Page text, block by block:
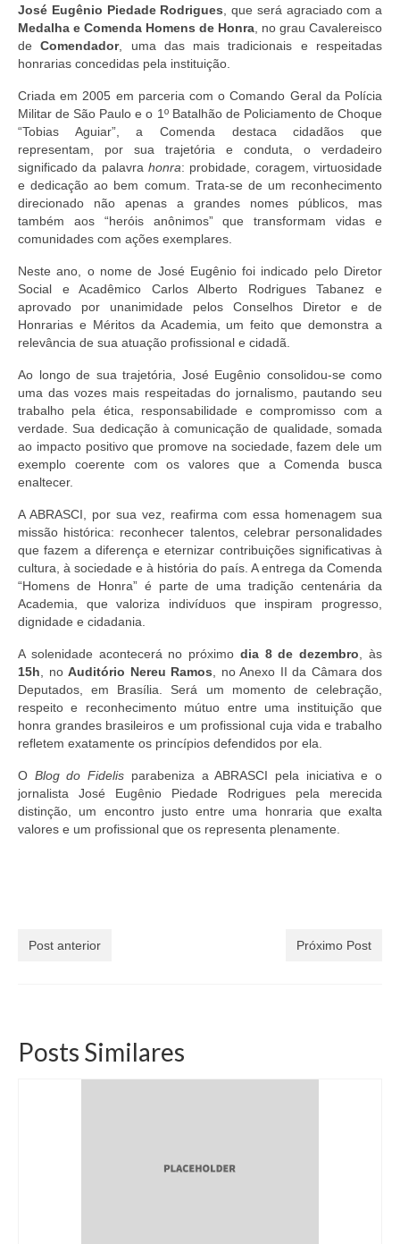
José Eugênio Piedade Rodrigues , que será agraciado com a
Medalha e Comenda Homens de Honra , no grau Cavalereisco
deComendador, uma das mais tradicionais e respeitadas
honrarias concedidas pela instituição.
Criada em 2005 em parceria com o Comando Geral da Polícia
Militar de São Paulo e o 1º Batalhão de Policiamento de Choque
“Tobias Aguiar”, a Comenda destaca cidadãos que
representam, por sua trajetória e conduta, o verdadeiro
significado da palavra honra: probidade, coragem, virtuosidade
e dedicação ao bem comum. Trata-se de um reconhecimento
direcionado não apenas a grandes nomes públicos, mas
também aos “heróis anônimos” que transformam vidas e
comunidades com ações exemplares.
Neste ano, o nome de José Eugênio foi indicado pelo Diretor
Social e Acadêmico Carlos Alberto Rodrigues Tabanez e
aprovado por unanimidade pelos Conselhos Diretor e de
Honrarias e Méritos da Academia, um feito que demonstra a
relevância de sua atuação profissional e cidadã.
Ao longo de sua trajetória, José Eugênio consolidou-se como
uma das vozes mais respeitadas do jornalismo, pautando seu
trabalho pela ética, responsabilidade e compromisso com a
verdade. Sua dedicação à comunicação de qualidade, somada
ao impacto positivo que promove na sociedade, fazem dele um
exemplo coerente com os valores que a Comenda busca
enaltecer.
A ABRASCI, por sua vez, reafirma com essa homenagem sua
missão histórica: reconhecer talentos, celebrar personalidades
que fazem a diferença e eternizar contribuições significativas à
cultura, à sociedade e à história do país. A entrega da Comenda
“Homens de Honra” é parte de uma tradição centenária da
Academia, que valoriza indivíduos que inspiram progresso,
dignidade e cidadania.
A solenidade acontecerá no próximo dia 8 de dezembro , às
15h , no Auditório Nereu Ramos , no Anexo II da Câmara dos
Deputados, em Brasília. Será um momento de celebração,
respeito e reconhecimento mútuo entre uma instituição que
honra grandes brasileiros e um profissional cuja vida e trabalho
refletem exatamente os princípios defendidos por ela.
O Blog do Fidelis parabeniza a ABRASCI pela iniciativa e o
jornalista José Eugênio Piedade Rodrigues pela merecida
distinção, um encontro justo entre uma honraria que exalta
valores e um profissional que os representa plenamente.
Post anterior Próximo Post
Posts Similares